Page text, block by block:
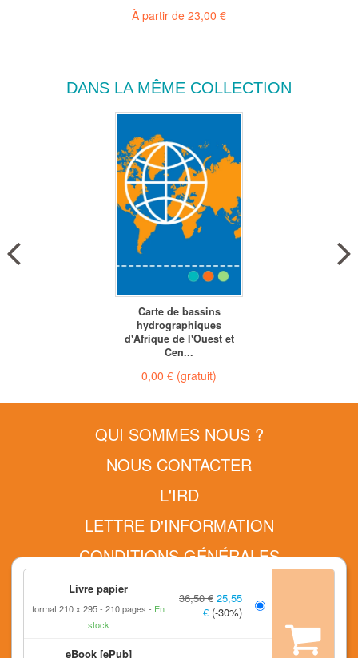
Livre papier
format 210 x 295 210 pages
En
stock
36,50 € 25,55
€ (-30%)
eBook [ePub]
À partir de 23,00 €
DANS LA MÊME COLLECTION
Carte de bassins
hydrographiques
d'Afrique de l'Ouest et
Cen...
0,00 € (gratuit)
QUI SOMMES NOUS ?
NOUS CONTACTER
L'IRD
LETTRE D'INFORMATION
CONDITIONS GÉNÉRALES
MENTIONS LÉGALES
RETOURS ET COMMANDES